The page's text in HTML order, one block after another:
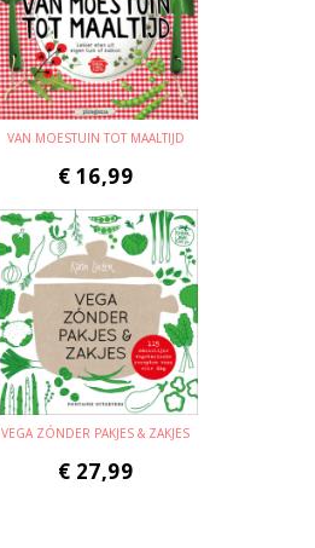
VAN MOESTUIN TOT MAALTIJD
€ 16,99
VEGA ZÓNDER PAKJES & ZAKJES
€ 27,99